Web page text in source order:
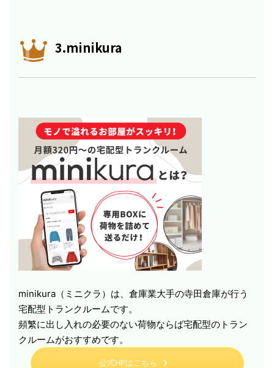
3.minikura
minikura（ミニクラ）は、倉庫業大手の寺田倉庫が行う
宅配型トランクルームです。
頻繁に出し入れの必要のない荷物ならば宅配型のトラン
クルームがおすすめです。
公式HPはこちら